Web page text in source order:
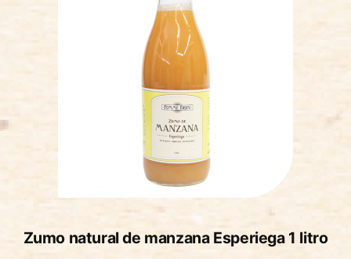
Zumo natural de manzana Esperiega 1 litro